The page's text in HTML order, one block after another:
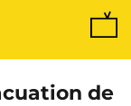
de